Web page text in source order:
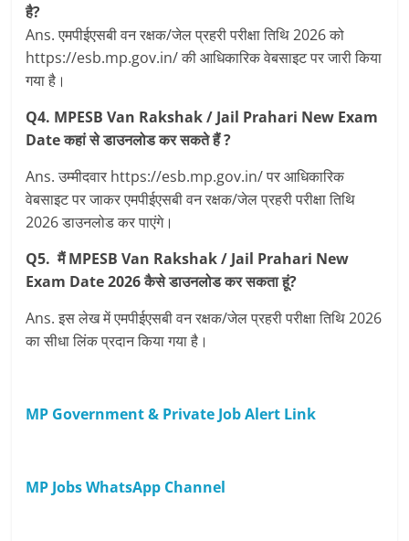
है?
Ans. एमपीईएसबी वन रक्षक/जेल प्रहरी परीक्षा तिथि 2026 को
https://esb.mp.gov.in/ की आधिकारिक वेबसाइट पर जारी किया
गया है।
Q4. MPESB Van Rakshak / Jail Prahari New Exam
Date कहां से डाउनलोड कर सकते हैं ?
Ans. उम्मीदवार https://esb.mp.gov.in/ पर आधिकारिक
वेबसाइट पर जाकर एमपीईएसबी वन रक्षक/जेल प्रहरी परीक्षा तिथि
2026 डाउनलोड कर पाएंगे।
Q5. मैं MPESB Van Rakshak / Jail Prahari New
Exam Date 2026 कैसे डाउनलोड कर सकता हूं?
Ans. इस लेख में एमपीईएसबी वन रक्षक/जेल प्रहरी परीक्षा तिथि 2026
का सीधा लिंक प्रदान किया गया है।
MP Government & Private Job Alert Link
MP Jobs WhatsApp Channel